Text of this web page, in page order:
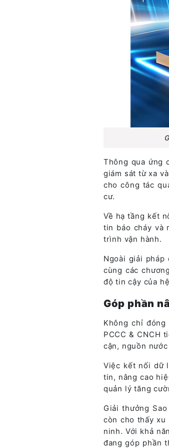
Thông qua ứng
giám sát từ xa
cho công tác
cư.
Về hạ tầng kết
tin báo cháy và
trình vận hành.
Ngoài giải
cùng các
độ tin cậy của
Góp phần
Không chỉ
PCCC & CNCH
cận, nguồn
Việc kết nối dữ
tin, nâng cao
quản lý tăng
Giải thưởng
còn cho thấy
ninh. Với khả
đang góp phần